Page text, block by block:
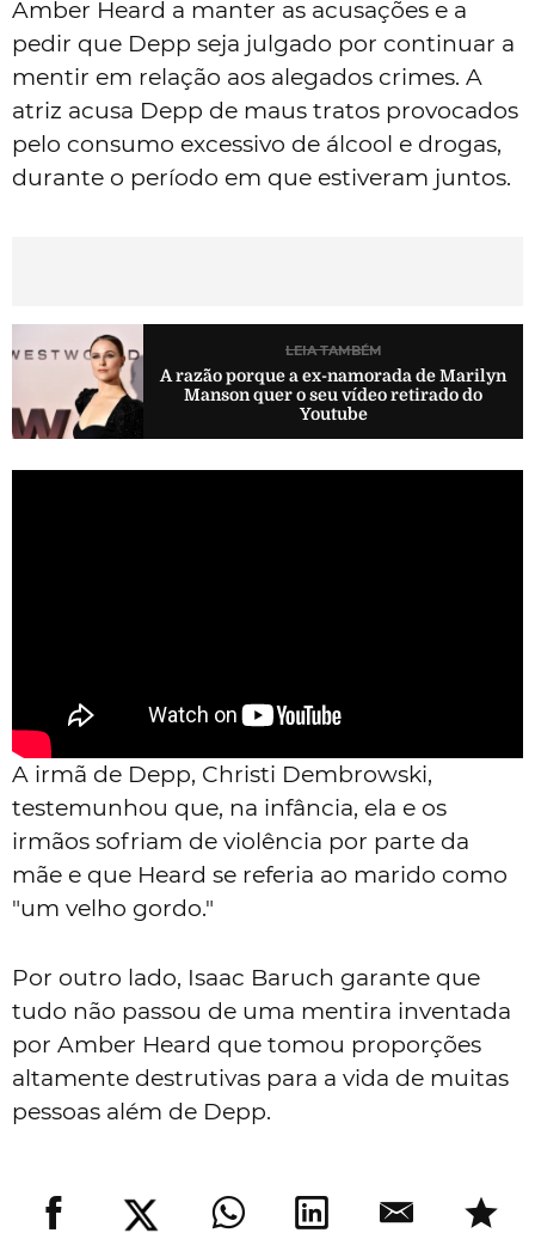
Amber Heard a manter as acusações e a
pedir que Depp seja julgado por continuar a
mentir em relação aos alegados crimes. A
atriz acusa Depp de maus tratos provocados
pelo consumo excessivo de álcool e drogas,
durante o período em que estiveram juntos.
LEIA TAMBÉM
A razão porque a ex-namorada de Marilyn
Manson quer o seu vídeo retirado do
Youtube
A irmã de Depp, Christi Dembrowski,
testemunhou que, na infância, ela e os
irmãos sofriam de violência por parte da
mãe e que Heard se referia ao marido como
"um velho gordo."
Por outro lado, Isaac Baruch garante que
tudo não passou de uma mentira inventada
por Amber Heard que tomou proporções
altamente destrutivas para a vida de muitas
pessoas além de Depp.